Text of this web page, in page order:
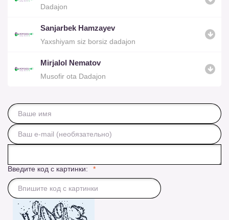
Dadajon
Sanjarbek Hamzayev
Yaxshiyam siz borsiz dadajon
Mirjalol Nematov
Musofir ota Dadajon
Введите код с картинки: